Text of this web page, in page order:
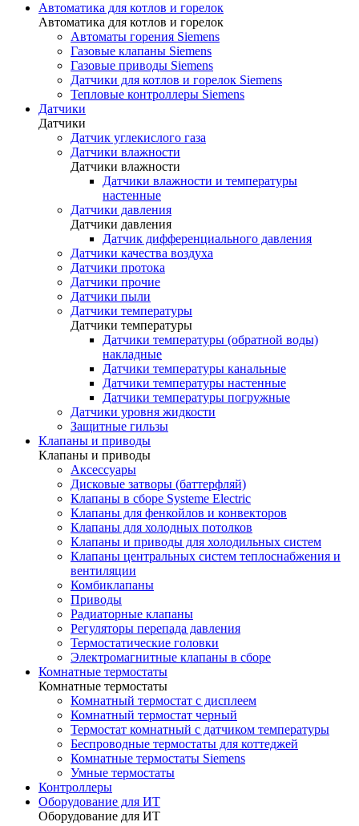
Автоматика для котлов и горелок
Автоматика для котлов и горелок
Автоматы горения Siemens
Газовые клапаны Siemens
Газовые приводы Siemens
Датчики для котлов и горелок Siemens
Тепловые контроллеры Siemens
Датчики
Датчики
Датчик углекислого газа
Датчики влажности
Датчики влажности
Датчики влажности и температуры
настенные
Датчики давления
Датчики давления
Датчик дифференциального давления
Датчики качества воздуха
Датчики протока
Датчики прочие
Датчики пыли
Датчики температуры
Датчики температуры
Датчики температуры (обратной воды)
накладные
Датчики температуры канальные
Датчики температуры настенные
Датчики температуры погружные
Датчики уровня жидкости
Защитные гильзы
Клапаны и приводы
Клапаны и приводы
Аксессуары
Дисковые затворы (баттерфляй)
Клапаны в сборе Systeme Electric
Клапаны для фенкойлов и конвекторов
Клапаны для холодных потолков
Клапаны и приводы для холодильных систем
Клапаны центральных систем теплоснабжения и
вентиляции
Комбиклапаны
Приводы
Радиаторные клапаны
Регуляторы перепада давления
Термостатические головки
Электромагнитные клапаны в сборе
Комнатные термостаты
Комнатные термостаты
Комнатный термостат с дисплеем
Комнатный термостат черный
Термостат комнатный с датчиком температуры
Беспроводные термостаты для коттеджей
Комнатные термостаты Siemens
Умные термостаты
Контроллеры
Оборудование для ИТ
Оборудование для ИТ